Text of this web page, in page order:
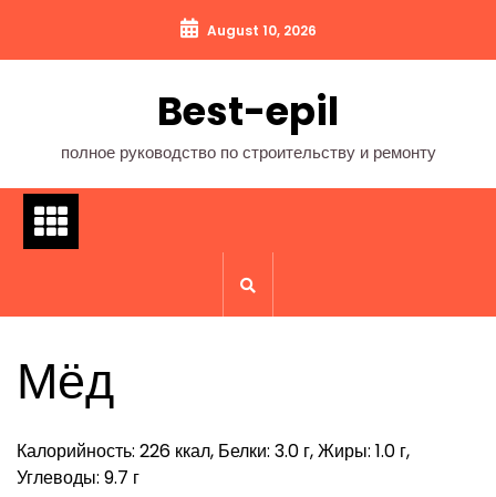
содержимому
August 10, 2026
Best-epil
полное руководство по строительству и ремонту
Мёд
Калорийность: 226 ккал, Белки: 3.0 г, Жиры: 1.0 г,
Углеводы: 9.7 г